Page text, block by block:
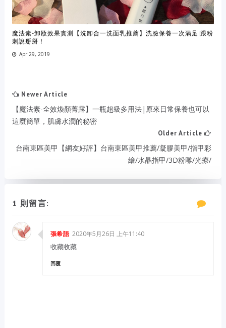
魔法素-卸妝效果實測【洗卸合一洗面乳推薦】洗臉保養一次滿足|跟粉
刺說掰掰！
Apr 29, 2019
Newer Article
【魔法素-全效煥顏菁露】一瓶超級多用法|原來日常保養也可以
這麼簡單，肌膚水潤的秘密
Older Article
台南東區美甲【網友好評】台南東區美甲推薦/凝膠美甲/指甲彩
繪/水晶指甲/3D粉雕/光療/
1 則留言:
張希語 2020年5月26日 上午11:40
收藏收藏
回覆